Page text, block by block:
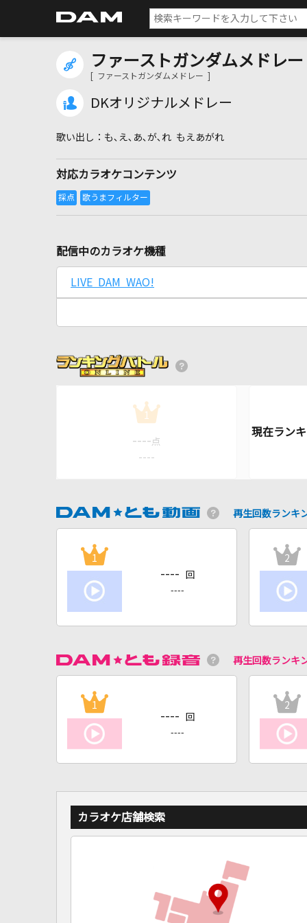
ファーストガンダムメドレー
[ ファーストガンダムメドレー ]
DKオリジナルメドレー
も､え､あ､が､れ もえあがれ
対応カラオケコンテンツ
配信中のカラオケ機種
LIVE DAM WAO!
1
---- 点
----
再生回数ランキ
1
---- 回
----
2
再生回数ランキ
1
---- 回
----
2
カラオケ店舗検索